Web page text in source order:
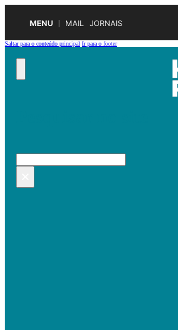
MENU MAIL JORNAIS
Saltar para o conteúdo principal Ir para o footer
Pesquisar